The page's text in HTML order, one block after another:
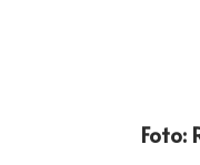
Foto: